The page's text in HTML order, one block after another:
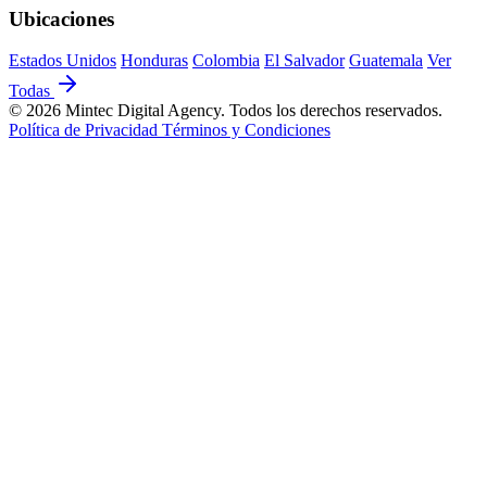
Ubicaciones
Estados Unidos Honduras Colombia El Salvador Guatemala Ver
Todas
© 2026 Mintec Digital Agency. Todos los derechos reservados.
Política de Privacidad Términos y Condiciones